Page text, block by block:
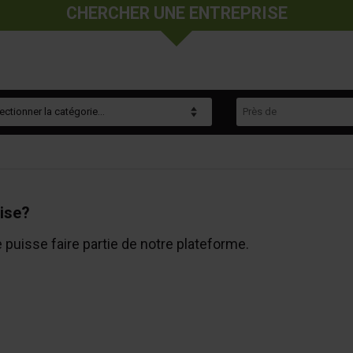
CHERCHER UNE ENTREPRISE
faire partie de notre plateforme.